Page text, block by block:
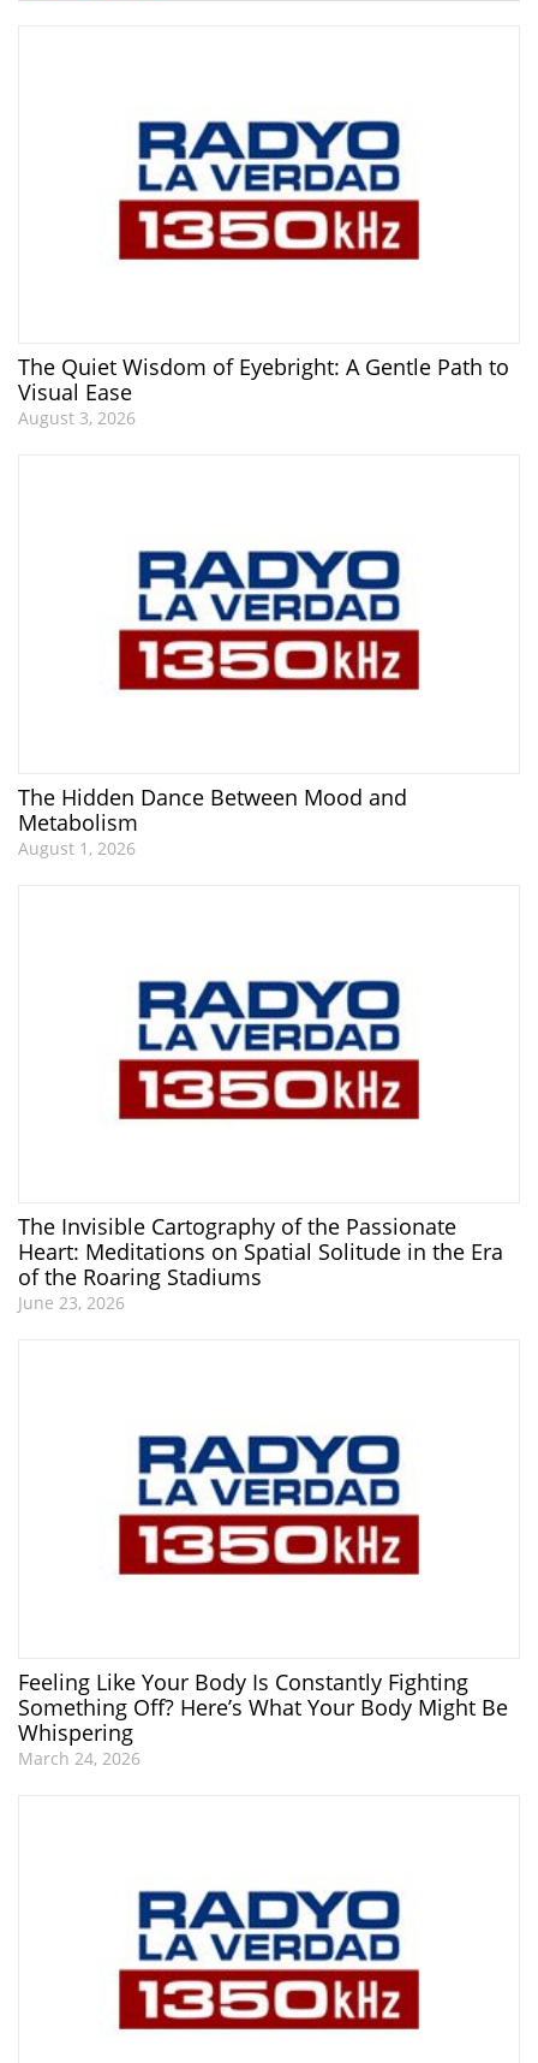
The Quiet Wisdom of Eyebright: A Gentle Path to
Visual Ease
August 3, 2026
The Hidden Dance Between Mood and
Metabolism
August 1, 2026
The Invisible Cartography of the Passionate
Heart: Meditations on Spatial Solitude in the Era
of the Roaring Stadiums
June 23, 2026
Feeling Like Your Body Is Constantly Fighting
Something Off? Here’s What Your Body Might Be
Whispering
March 24, 2026